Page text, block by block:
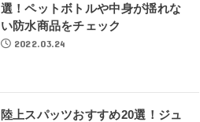
選！ペットボトルや中身が揺れな
い防水商品をチェック
2022.03.24
陸上スパッツおすすめ20選！ジュ